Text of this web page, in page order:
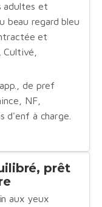
adultes et
beau regard bleu
et
de pref
NF,
d'enf à charge.
prêt
aux yeux